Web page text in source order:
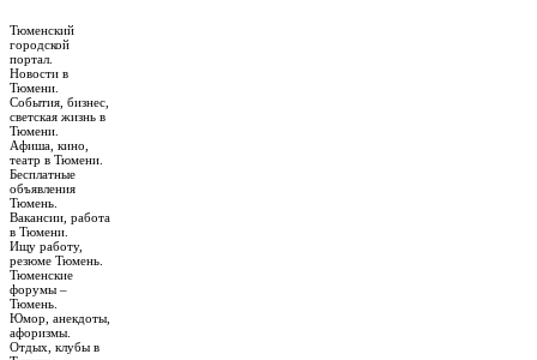
Тюменский
городской
портал.
Новости в
Тюмени.
События, бизнес,
светская жизнь в
Тюмени.
Афиша, кино,
театр в Тюмени.
Бесплатные
объявления
Тюмень.
Вакансии, работа
в Тюмени.
Ищу работу,
резюме Тюмень.
Тюменские
форумы –
Тюмень.
Юмор, анекдоты,
афоризмы.
Отдых, клубы в